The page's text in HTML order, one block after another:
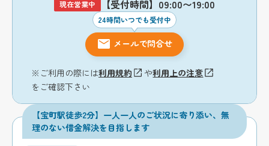
現在営業中 【受付時間】09:00〜19:00
24時間いつでも受付中
メールで問合せ
※ご利用の際には利用規約 や利用上の注意
をご確認下さい
【宝町駅徒歩2分】一人一人のご状況に寄り添い、無
理のない借金解決を目指します